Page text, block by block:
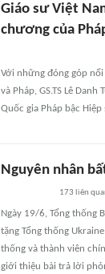
Giáo sư Việt
chương của
Với những đóng góp
và Pháp, GS.TS Lê
Quốc gia Pháp bậc Hiệp
Nguyên nhân
173 liên
Ngày 19/6, Tổng thống
tặng Tổng thống
thống và thành viên
giới thiệu bài trả lời